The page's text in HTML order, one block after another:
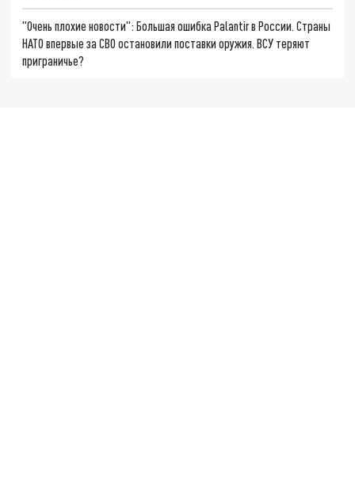
"Очень плохие новости": Большая ошибка Palantir в России. Страны
НАТО впервые за СВО остановили поставки оружия. ВСУ теряют
приграничье?